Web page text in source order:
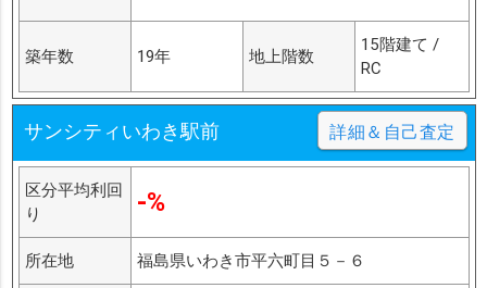
築年数 19年 地上階数
15階建て /
RC
サンシティいわき駅前 詳細＆自己査定
区分平均利回
り
-%
所在地 福島県いわき市平六町目５－６